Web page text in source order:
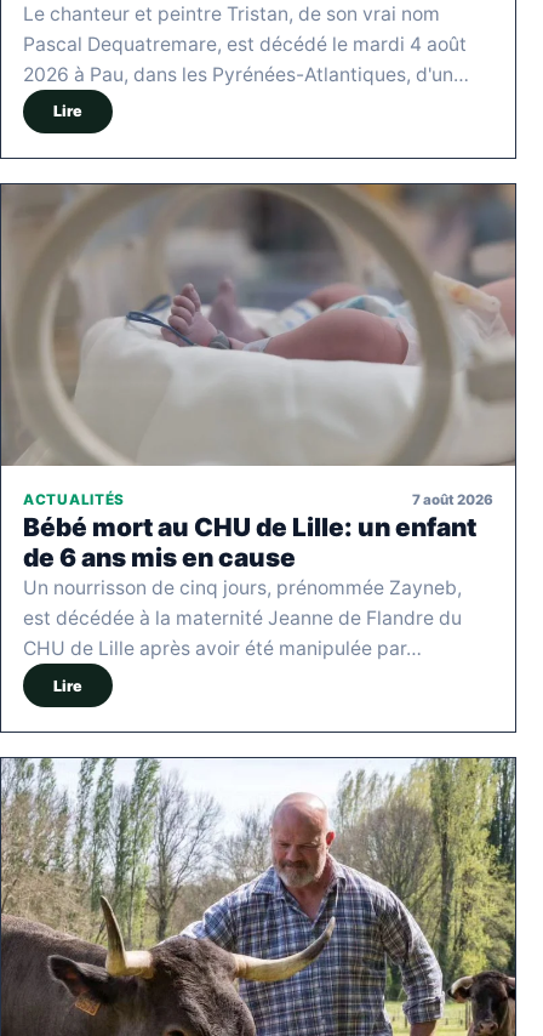
Le chanteur et peintre Tristan, de son vrai nom
Pascal Dequatremare, est décédé le mardi 4 août
2026 à Pau, dans les Pyrénées-Atlantiques, d'un…
Lire
ACTUALITÉS 7 août 2026
Bébé mort au CHU de Lille: un enfant
de 6 ans mis en cause
Un nourrisson de cinq jours, prénommée Zayneb,
est décédée à la maternité Jeanne de Flandre du
CHU de Lille après avoir été manipulée par…
Lire